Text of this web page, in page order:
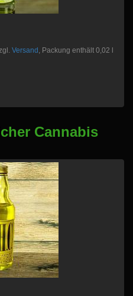
Versand , Packung enthält 0,02 l
Cannabis